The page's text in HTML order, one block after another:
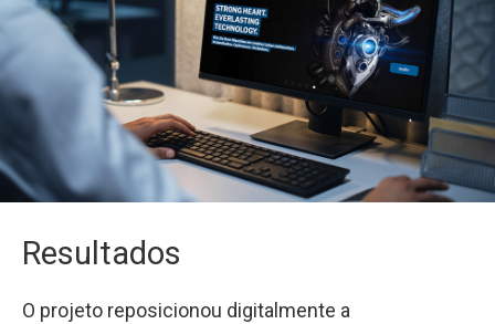
Resultados
O projeto reposicionou digitalmente a